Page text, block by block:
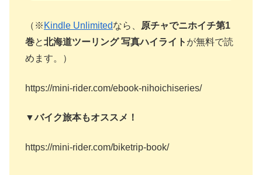
（※ Kindle Unlimitedなら、 原チャでニホイチ第1
巻と北海道ツーリング 写真ハイライト が無料で読
めます。）
https://mini-rider.com/ebook-nihoichiseries/
▼バイク旅本もオススメ！
https://mini-rider.com/biketrip-book/